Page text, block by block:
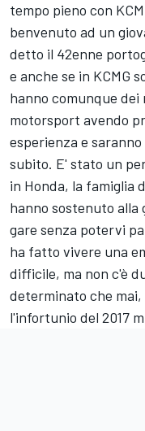
tempo pieno con
benvenuto ad un
detto il 42enne
e anche se in KCMG
hanno comunque
motorsport avendo
esperienza e
subito. E' stato un
in Honda, la famiglia
hanno sostenuto alla
gare senza potervi
ha fatto vivere una
difficile, ma non c'è
determinato che
l'infortunio del 2017